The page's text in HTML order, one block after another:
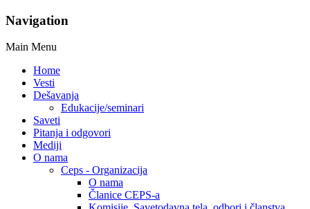
Navigation
Main Menu
Home
Vesti
Dešavanja
Edukacije/seminari
Saveti
Pitanja i odgovori
Mediji
O nama
Ceps - Organizacija
O nama
Članice CEPS-a